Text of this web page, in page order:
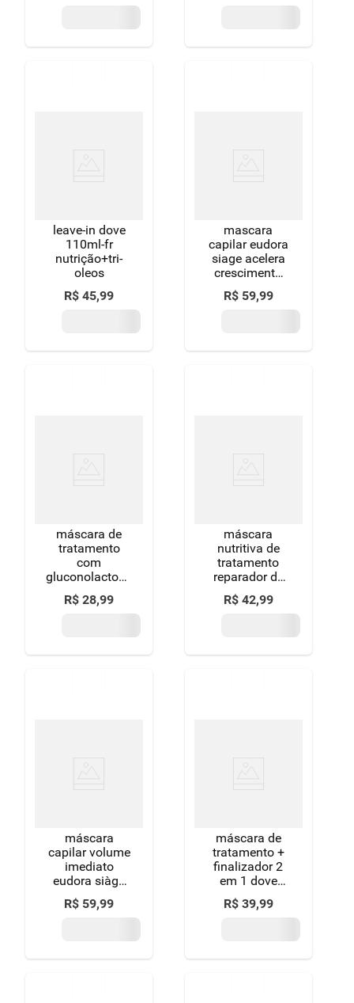
leave-in dove
110ml-fr
nutrição+tri-
oleos
R$ 45,99
mascara
capilar eudora
siage acelera
crescimento
250g
R$ 59,99
máscara de
tratamento
com
gluconolactona
e arginina
tresemmé
R$ 28,99
máscara
nutritiva de
tratamento
reparador de
queratina
pantene pro-v
R$ 42,99
máscara
capilar volume
imediato
eudora siàge
250g
R$ 59,99
máscara de
tratamento +
finalizador 2
em 1 dove
nutrição +
fusão de óleos
R$ 39,99